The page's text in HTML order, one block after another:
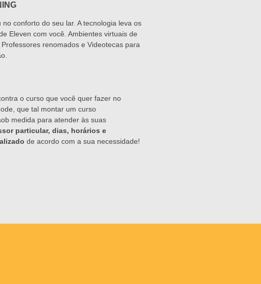
conforto do seu lar. A tecnologia leva os
Eleven com você. Ambientes virtuais de
renomados e Videotecas para
o curso que você quer fazer no
que tal montar um curso
medida para atender às suas
particular, dias, horários e
de acordo com a sua necessidade!